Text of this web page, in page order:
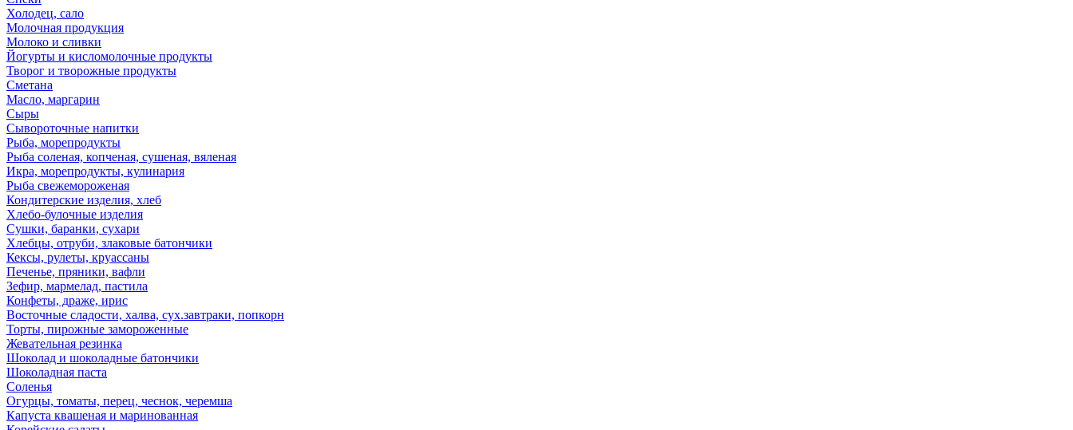
Холодец, сало
Молочная продукция
Молоко и сливки
Йогурты и кисломолочные продукты
Творог и творожные продукты
Сметана
Масло, маргарин
Сыры
Сывороточные напитки
Рыба, морепродукты
Рыба соленая, копченая, сушеная, вяленая
Икра, морепродукты, кулинария
Рыба свежемороженая
Кондитерские изделия, хлеб
Хлебо-булочные изделия
Сушки, баранки, сухари
Хлебцы, отруби, злаковые батончики
Кексы, рулеты, круассаны
Печенье, пряники, вафли
Зефир, мармелад, пастила
Конфеты, драже, ирис
Восточные сладости, халва, сух.завтраки, попкорн
Торты, пирожные замороженные
Жевательная резинка
Шоколад и шоколадные батончики
Шоколадная паста
Соленья
Огурцы, томаты, перец, чеснок, черемша
Капуста квашеная и маринованная